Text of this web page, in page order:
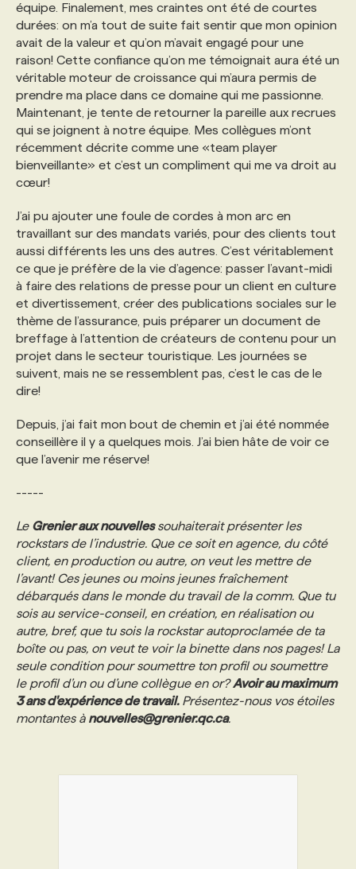
équipe. Finalement, mes craintes ont été de courtes
durées: on m’a tout de suite fait sentir que mon opinion
avait de la valeur et qu’on m’avait engagé pour une
raison! Cette confiance qu’on me témoignait aura été un
véritable moteur de croissance qui m’aura permis de
prendre ma place dans ce domaine qui me passionne.
Maintenant, je tente de retourner la pareille aux recrues
qui se joignent à notre équipe. Mes collègues m’ont
récemment décrite comme une «team player
bienveillante» et c’est un compliment qui me va droit au
cœur!
J’ai pu ajouter une foule de cordes à mon arc en
travaillant sur des mandats variés, pour des clients tout
aussi différents les uns des autres. C’est véritablement
ce que je préfère de la vie d’agence: passer l’avant-midi
à faire des relations de presse pour un client en culture
et divertissement, créer des publications sociales sur le
thème de l’assurance, puis préparer un document de
breffage à l’attention de créateurs de contenu pour un
projet dans le secteur touristique. Les journées se
suivent, mais ne se ressemblent pas, c’est le cas de le
dire!
Depuis, j’ai fait mon bout de chemin et j’ai été nommée
conseillère il y a quelques mois. J’ai bien hâte de voir ce
que l’avenir me réserve!
-----
Le Grenier aux nouvellessouhaiterait présenter les
rockstars de l’industrie. Que ce soit en agence, du côté
client, en production ou autre, on veut les mettre de
l’avant! Ces jeunes ou moins jeunes fraîchement
débarqués dans le monde du travail de la comm. Que tu
sois au service-conseil, en création, en réalisation ou
autre, bref, que tu sois la rockstar autoproclamée de ta
boîte ou pas, on veut te voir la binette dans nos pages! La
seule condition pour soumettre ton profil ou soumettre
le profil d’un ou d’une collègue en or?Avoir au maximum
3 ans d'expérience de travail. Présentez-nous vos étoiles
montantes à nouvelles@grenier.qc.ca.